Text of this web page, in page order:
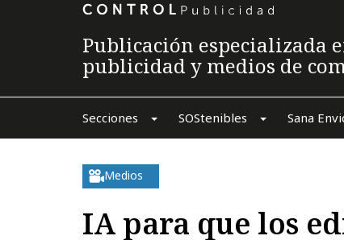
Publicación especializada
publicidad y medios de
Secciones SOStenibles Sana
Medios
IA para que los